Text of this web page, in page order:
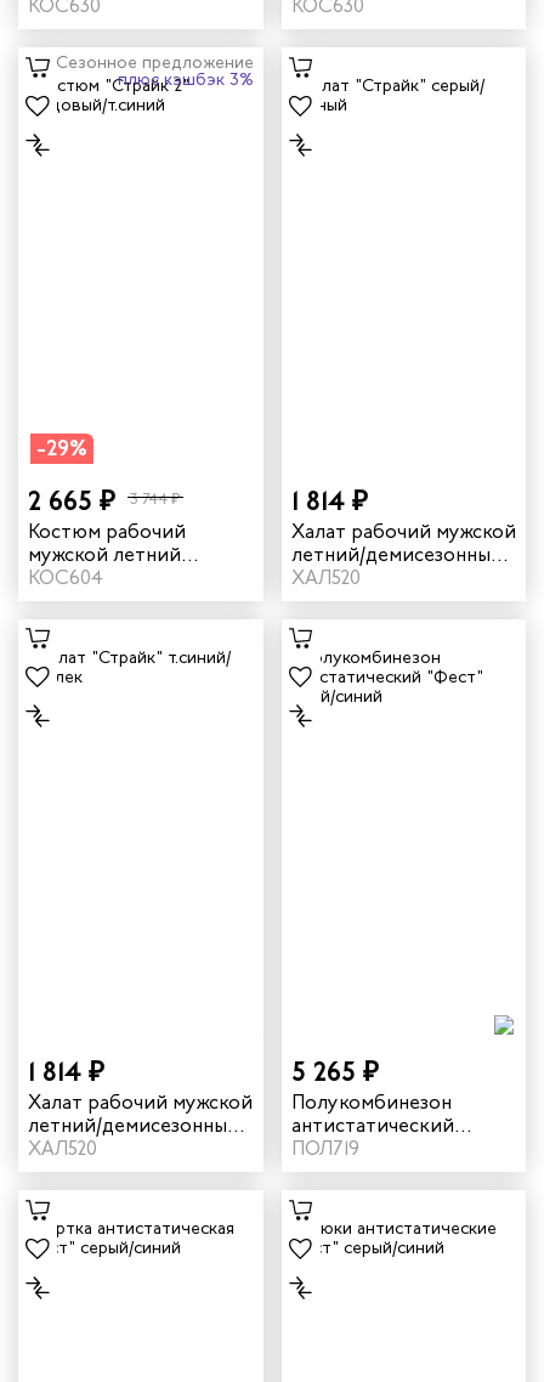
"Страйк" цвет серый/
красный
КОС630
"Страйк" цвет темно-
синий/василек
КОС630
Сезонное предложение
плюс кэшбэк 3%
-29%
2 665 ₽ 3 744 ₽
Костюм рабочий
мужской летний
"Страйк 2" цвет
бордовый/темно-
синий
КОС604
1 814 ₽
Халат рабочий мужской
летний/демисезонный
"Страйк" цвет серый/
красный
ХАЛ520
1 814 ₽
Халат рабочий мужской
летний/демисезонный
"Страйк" цвет темно-
синий/василек
ХАЛ520
5 265 ₽
Полукомбинезон
антистатический
летний "Фест" цвет
серый/синий
ПОЛ719